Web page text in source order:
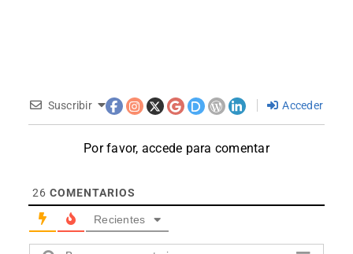
Suscribir Acceder
Por favor, accede para comentar
26 COMENTARIOS
Recientes